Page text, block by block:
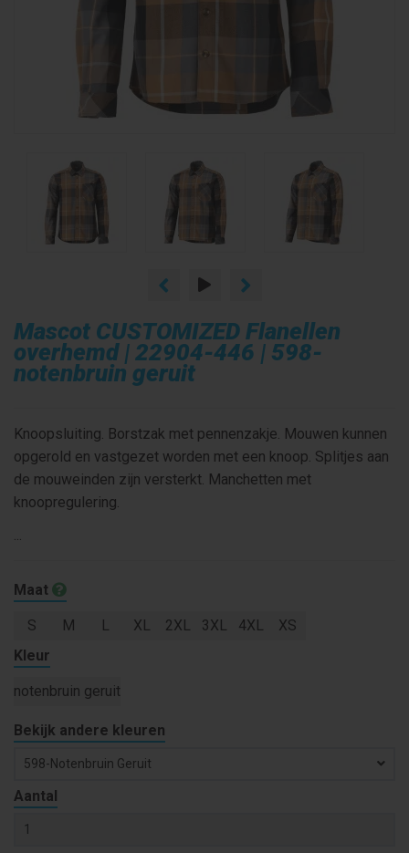
Mascot CUSTOMIZED Flanellen
overhemd | 22904-446 | 598-
notenbruin geruit
Knoopsluiting. Borstzak met pennenzakje. Mouwen kunnen
opgerold en vastgezet worden met een knoop. Splitjes aan
de mouweinden zijn versterkt. Manchetten met
knoopregulering.
Maat
S M L XL 2XL 3XL 4XL
XS
Kleur
notenbruin geruit
Bekijk andere kleuren
598-Notenbruin Geruit
Aantal